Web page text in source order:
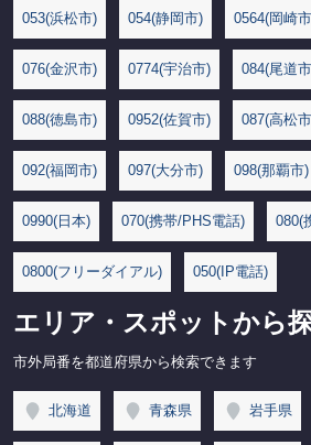
053(浜松市) 054(静岡市) 0564(岡崎
076(金沢市) 0774(宇治市) 084(尾道
088(徳島市) 0952(佐賀市) 087(高松
092(福岡市) 097(大分市) 098(那覇市)
0990(日本) 070(携帯/PHS電話) 080(
0800(フリーダイアル) 050(IP電話)
エリア・スポットから
市外局番を都道府県から検索できます
北海道 青森県 岩手県